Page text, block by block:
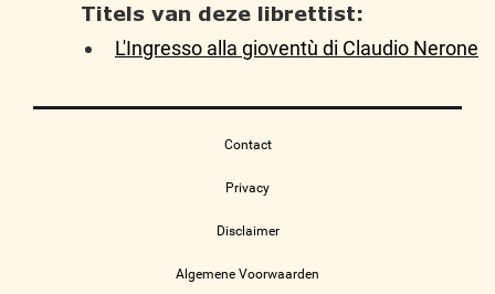
Titels van deze librettist:
L'Ingresso alla gioventù di Claudio Nerone
Contact
Privacy
Disclaimer
Algemene Voorwaarden